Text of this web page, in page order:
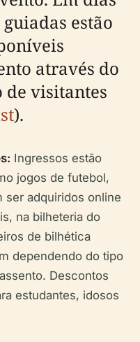
estão
através do
de visitantes
).
Ingressos estão
jogos de futebol,
ser adquiridos online
na bilheteria do
de bilhética
dependendo do tipo
Descontos
estudantes, idosos